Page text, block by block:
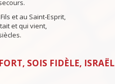
et au Saint-Esprit,
et qui vient,
SOIS FIDÈLE, ISRAËL